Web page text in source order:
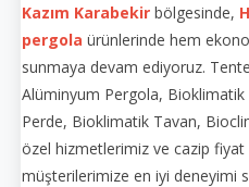
Kazım Karabekir bölgesinde,
pergola ürünlerinde hem
sunmaya devam ediyoruz.
Alüminyum Pergola,
Perde, Bioklimatik Tavan,
özel hizmetlerimiz ve cazip fiyat
müşterilerimize en iyi deneyimi